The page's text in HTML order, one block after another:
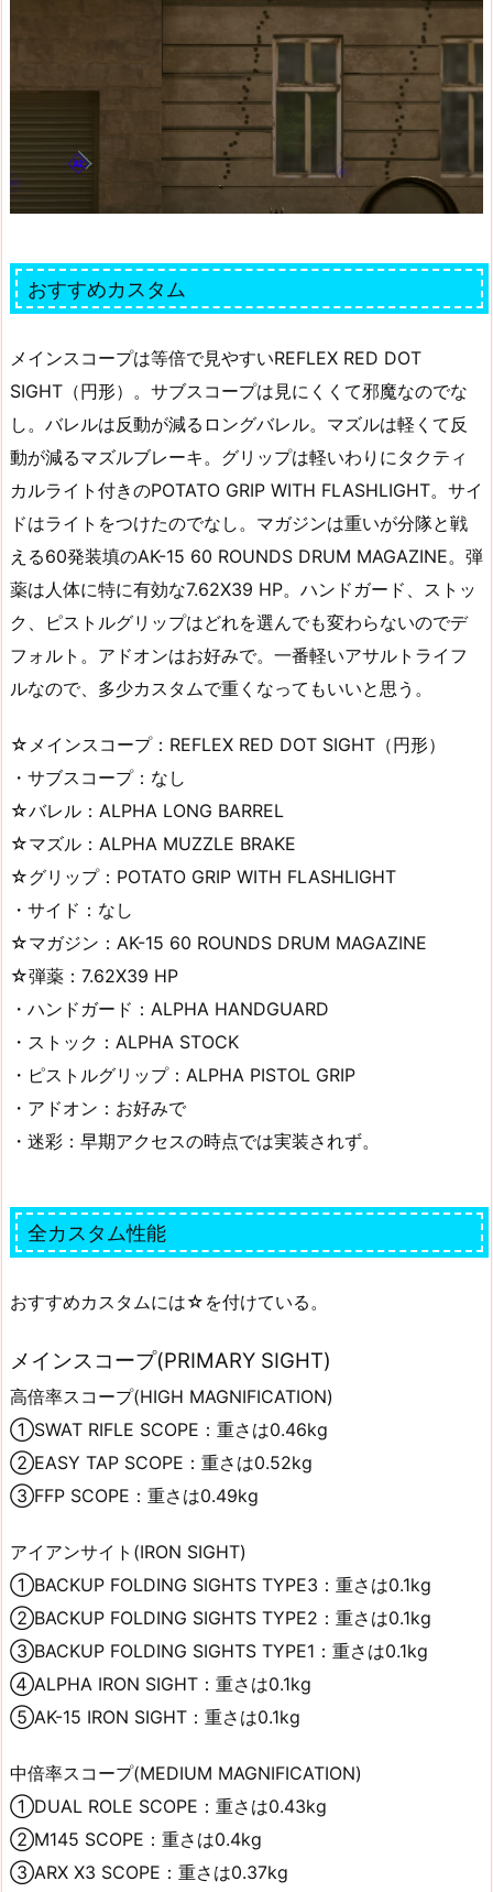
おすすめカスタム
メインスコープは等倍で見やすいREFLEX RED DOT
SIGHT（円形）。サブスコープは見にくくて邪魔なのでな
し。バレルは反動が減るロングバレル。マズルは軽くて反
動が減るマズルブレーキ。グリップは軽いわりにタクティ
カルライト付きのPOTATO GRIP WITH FLASHLIGHT。サイ
ドはライトをつけたのでなし。マガジンは重いが分隊と戦
える60発装填のAK-15 60 ROUNDS DRUM MAGAZINE。弾
薬は人体に特に有効な7.62X39 HP。ハンドガード、ストッ
ク、ピストルグリップはどれを選んでも変わらないのでデ
フォルト。アドオンはお好みで。一番軽いアサルトライフ
ルなので、多少カスタムで重くなってもいいと思う。
☆メインスコープ：REFLEX RED DOT SIGHT（円形）
・サブスコープ：なし
☆バレル：ALPHA LONG BARREL
☆マズル：ALPHA MUZZLE BRAKE
☆グリップ：POTATO GRIP WITH FLASHLIGHT
・サイド：なし
☆マガジン：AK-15 60 ROUNDS DRUM MAGAZINE
☆弾薬：7.62X39 HP
・ハンドガード：ALPHA HANDGUARD
・ストック：ALPHA STOCK
・ピストルグリップ：ALPHA PISTOL GRIP
・アドオン：お好みで
・迷彩：早期アクセスの時点では実装されず。
全カスタム性能
おすすめカスタムには☆を付けている。
メインスコープ(PRIMARY SIGHT)
高倍率スコープ(HIGH MAGNIFICATION)
①SWAT RIFLE SCOPE：重さは0.46kg
②EASY TAP SCOPE：重さは0.52kg
③FFP SCOPE：重さは0.49kg
アイアンサイト(IRON SIGHT)
①BACKUP FOLDING SIGHTS TYPE3：重さは0.1kg
②BACKUP FOLDING SIGHTS TYPE2：重さは0.1kg
③BACKUP FOLDING SIGHTS TYPE1：重さは0.1kg
④ALPHA IRON SIGHT：重さは0.1kg
⑤AK-15 IRON SIGHT：重さは0.1kg
中倍率スコープ(MEDIUM MAGNIFICATION)
①DUAL ROLE SCOPE：重さは0.43kg
②M145 SCOPE：重さは0.4kg
③ARX X3 SCOPE：重さは0.37kg